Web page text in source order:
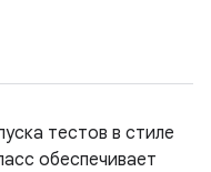
тестов в стиле
обеспечивает